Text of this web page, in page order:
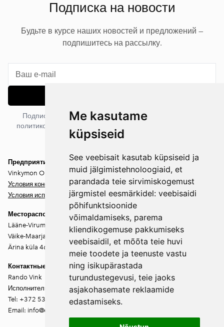
Me kasutame
küpsiseid
See veebisait kasutab küpsiseid ja
muid jälgimistehnoloogiaid, et
parandada teie sirvimiskogemust
järgmistel eesmärkidel: veebisaidi
põhifunktsioonide
võimaldamiseks, parema
kliendikogemuse pakkumiseks
veebisaidil, et mõõta teie huvi
meie toodete ja teenuste vastu
ning isikupärastada
turundustegevusi, teie jaoks
asjakohasemate reklaamide
edastamiseks.
Подписка на новости
Будьте в курсе наших новостей и предложений —
подпишитесь на рассылку.
Подписываясь на рассылку, вы соглашаетесь с нашей
политикой конфиденциальности. Вы можете отписаться в
любое время.
Предприятие
Vinkymon OÜ
Условия конфиденциальности
Условия использования
Месторасположение
Lääne-Virumaa
Väike-Maarja vald
Ärina küla 46202
Контактные данные
Rando Vink
Исполнительный директор
Tel: +372 53444844
Email: info@ebakudoonia.ee